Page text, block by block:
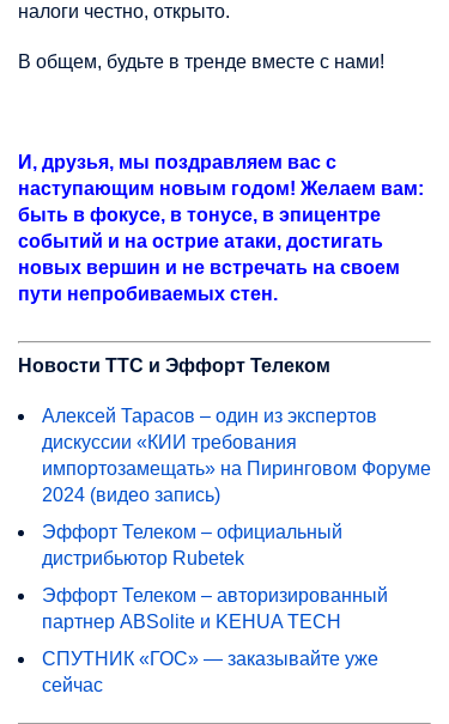
налоги честно, открыто.
В общем, будьте в тренде вместе с нами!
И, друзья, мы поздравляем вас с
наступающим новым годом! Желаем вам:
быть в фокусе, в тонусе, в эпицентре
событий и на острие атаки, достигать
новых вершин и не встречать на своем
пути непробиваемых стен.
Новости ТТС и Эффорт Телеком
Алексей Тарасов – один из экспертов
дискуссии «КИИ требования
импортозамещать» на Пиринговом Форуме
2024 (видео запись)
Эффорт Телеком – официальный
дистрибьютор Rubetek
Эффорт Телеком – авторизированный
партнер ABSolite и KEHUA TECH
СПУТНИК «ГОС» — заказывайте уже
сейчас